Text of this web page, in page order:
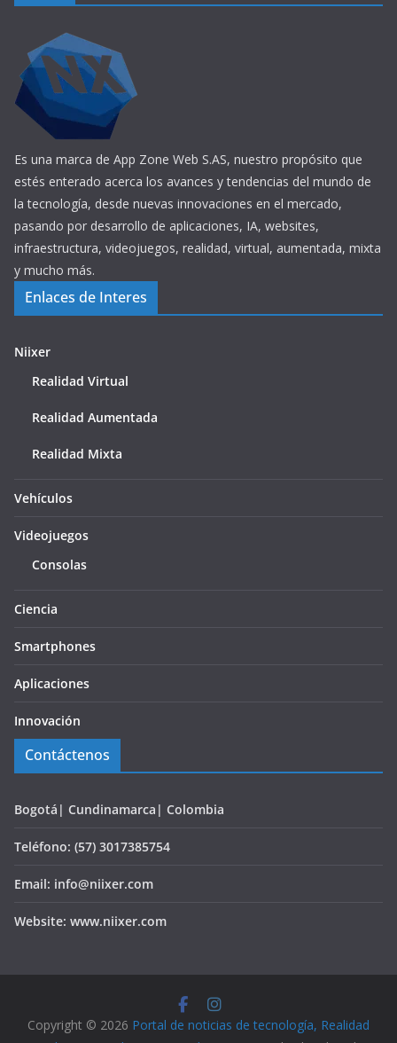
Es una marca de App Zone Web S.AS, nuestro propósito que
estés enterado acerca los avances y tendencias del mundo de
la tecnología, desde nuevas innovaciones en el mercado,
pasando por desarrollo de aplicaciones, IA, websites,
infraestructura, videojuegos, realidad, virtual, aumentada, mixta
y mucho más.
Enlaces de Interes
Niixer
Realidad Virtual
Realidad Aumentada
Realidad Mixta
Vehículos
Videojuegos
Consolas
Ciencia
Smartphones
Aplicaciones
Innovación
Contáctenos
Bogotá| Cundinamarca| Colombia
Teléfono: (57) 3017385754
Email: info@niixer.com
Website: www.niixer.com
Copyright © 2026 Portal de noticias de tecnología, Realidad